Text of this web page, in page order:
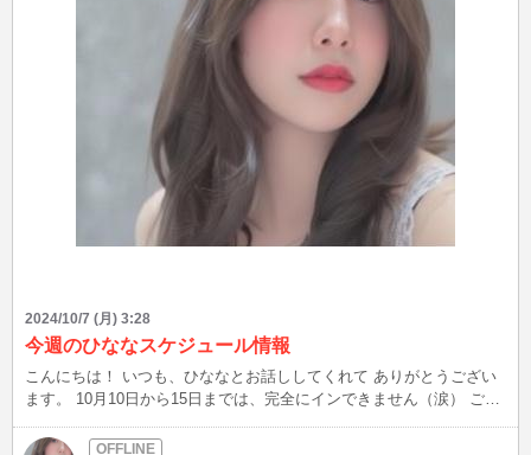
2024/10/7 (月) 3:28
今週のひななスケジュール情報
こんにちは！ いつも、ひななとお話ししてくれて ありがとうござい
ます。 10月10日から15日までは、完全にインできません（涙） ごめ
待ちください✴︎ 8日と9日は、出没予定なので見かけたら仲良くして